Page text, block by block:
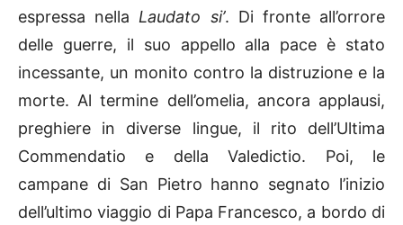
espressa nellaLaudato si’. Di fronte all’orrore
delle guerre, il suo appello alla pace è stato
incessante, un monito contro la distruzione e la
morte. Al termine dell’omelia, ancora applausi,
preghiere in diverse lingue, il rito dell’Ultima
Commendatio e della Valedictio. Poi, le
campane di San Pietro hanno segnato l’inizio
dell’ultimo viaggio di Papa Francesco, a bordo di